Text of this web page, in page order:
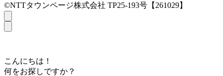
©NTTタウンページ株式会社 TP25-193号【261029】
こんにちは！
何をお探しですか？